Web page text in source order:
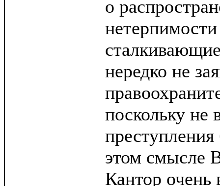
о
нередко не
поскольку не
этом смысле
Кантор очень